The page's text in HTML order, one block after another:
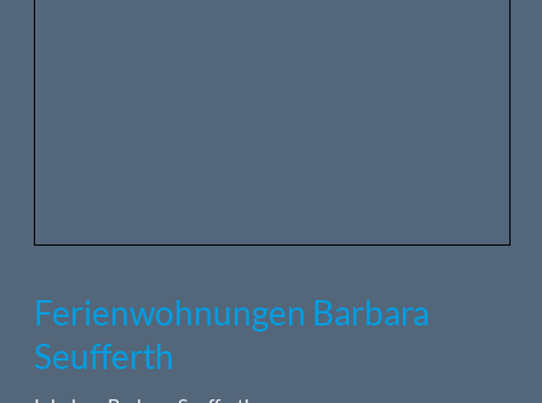
Ferienwohnungen Barbara
Seufferth